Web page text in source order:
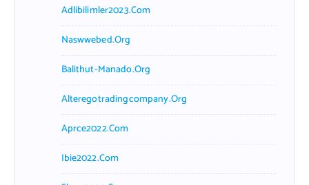
Adlibilimler2023.com
Naswwebed.org
Balithut-Manado.org
Alteregotradingcompany.org
Aprce2022.com
Ibie2022.com